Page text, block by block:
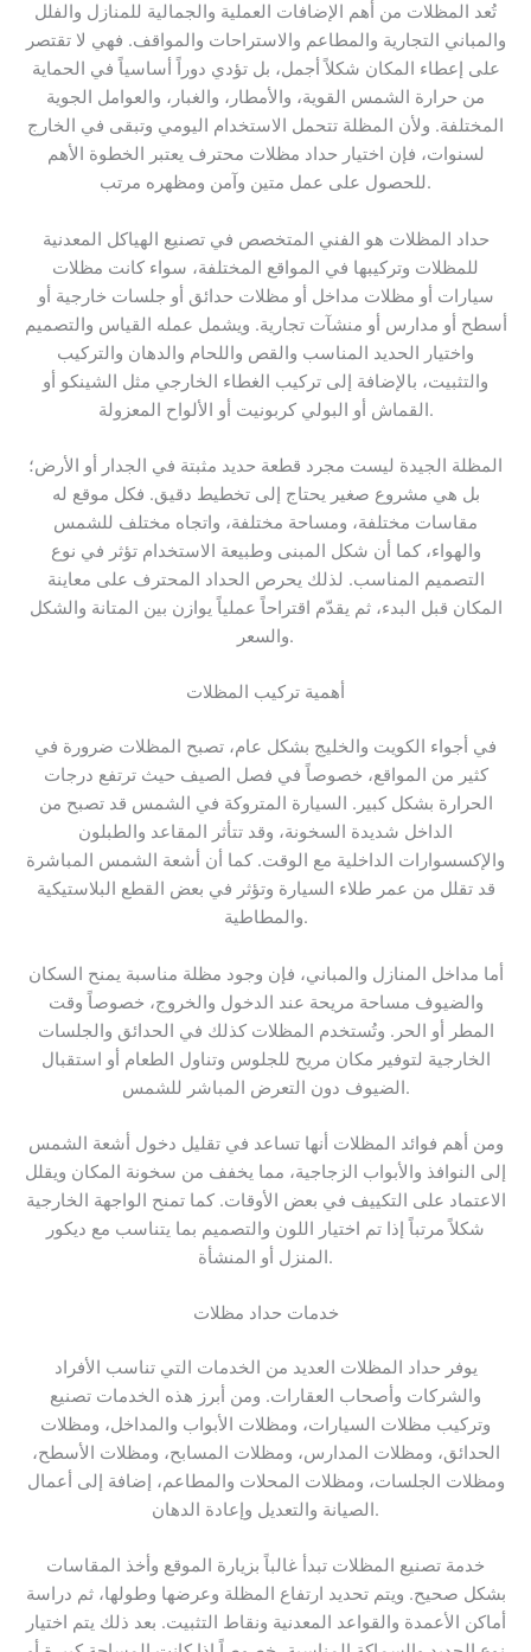
تُعد المظلات من أهم الإضافات العملية والجمالية للمنازل والفلل
والمباني التجارية والمطاعم والاستراحات والمواقف. فهي لا تقتصر
على إعطاء المكان شكلاً أجمل، بل تؤدي دوراً أساسياً في الحماية
من حرارة الشمس القوية، والأمطار، والغبار، والعوامل الجوية
المختلفة. ولأن المظلة تتحمل الاستخدام اليومي وتبقى في الخارج
لسنوات، فإن اختيار حداد مظلات محترف يعتبر الخطوة الأهم
للحصول على عمل متين وآمن ومظهره مرتب.
حداد المظلات هو الفني المتخصص في تصنيع الهياكل المعدنية
للمظلات وتركيبها في المواقع المختلفة، سواء كانت مظلات
سيارات أو مظلات مداخل أو مظلات حدائق أو جلسات خارجية أو
أسطح أو مدارس أو منشآت تجارية. ويشمل عمله القياس والتصميم
واختيار الحديد المناسب والقص واللحام والدهان والتركيب
والتثبيت، بالإضافة إلى تركيب الغطاء الخارجي مثل الشينكو أو
القماش أو البولي كربونيت أو الألواح المعزولة.
المظلة الجيدة ليست مجرد قطعة حديد مثبتة في الجدار أو الأرض؛
بل هي مشروع صغير يحتاج إلى تخطيط دقيق. فكل موقع له
مقاسات مختلفة، ومساحة مختلفة، واتجاه مختلف للشمس
والهواء، كما أن شكل المبنى وطبيعة الاستخدام تؤثر في نوع
التصميم المناسب. لذلك يحرص الحداد المحترف على معاينة
المكان قبل البدء، ثم يقدّم اقتراحاً عملياً يوازن بين المتانة والشكل
والسعر.
أهمية تركيب المظلات
في أجواء الكويت والخليج بشكل عام، تصبح المظلات ضرورة في
كثير من المواقع، خصوصاً في فصل الصيف حيث ترتفع درجات
الحرارة بشكل كبير. السيارة المتروكة في الشمس قد تصبح من
الداخل شديدة السخونة، وقد تتأثر المقاعد والطبلون
والإكسسوارات الداخلية مع الوقت. كما أن أشعة الشمس المباشرة
قد تقلل من عمر طلاء السيارة وتؤثر في بعض القطع البلاستيكية
والمطاطية.
أما مداخل المنازل والمباني، فإن وجود مظلة مناسبة يمنح السكان
والضيوف مساحة مريحة عند الدخول والخروج، خصوصاً وقت
المطر أو الحر. وتُستخدم المظلات كذلك في الحدائق والجلسات
الخارجية لتوفير مكان مريح للجلوس وتناول الطعام أو استقبال
الضيوف دون التعرض المباشر للشمس.
ومن أهم فوائد المظلات أنها تساعد في تقليل دخول أشعة الشمس
إلى النوافذ والأبواب الزجاجية، مما يخفف من سخونة المكان ويقلل
الاعتماد على التكييف في بعض الأوقات. كما تمنح الواجهة الخارجية
شكلاً مرتباً إذا تم اختيار اللون والتصميم بما يتناسب مع ديكور
المنزل أو المنشأة.
خدمات حداد مظلات
يوفر حداد المظلات العديد من الخدمات التي تناسب الأفراد
والشركات وأصحاب العقارات. ومن أبرز هذه الخدمات تصنيع
وتركيب مظلات السيارات، ومظلات الأبواب والمداخل، ومظلات
الحدائق، ومظلات المدارس، ومظلات المسابح، ومظلات الأسطح،
ومظلات الجلسات، ومظلات المحلات والمطاعم، إضافة إلى أعمال
الصيانة والتعديل وإعادة الدهان.
خدمة تصنيع المظلات تبدأ غالباً بزيارة الموقع وأخذ المقاسات
بشكل صحيح. ويتم تحديد ارتفاع المظلة وعرضها وطولها، ثم دراسة
أماكن الأعمدة والقواعد المعدنية ونقاط التثبيت. بعد ذلك يتم اختيار